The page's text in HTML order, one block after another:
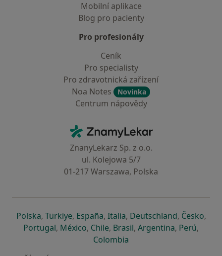
Mobilní aplikace
Blog pro pacienty
Pro profesionály
Ceník
Pro specialisty
Pro zdravotnická zařízení
Noa Notes
Novinka
Centrum nápovědy
ZnamyLekar - Hlavní stránka
ZnanyLekarz Sp. z o.o.
ul. Kolejowa 5/7
01-217 Warszawa, Polska
Polskase otevře v nové záložce
, Türkiyese otevře v nové záložce
, Españase otevře v nové záložce
, Italiase otevře v nové záložce
, Deutschlandse otevře v
, Českose
,
Portugalse otevře v nové záložce
, Méxicose otevře v nové záložce
, Chilese otevře v nové záložce
, Brasilse otevře v nové
, Argentinase otevře v
, Perúse
,
Colombia